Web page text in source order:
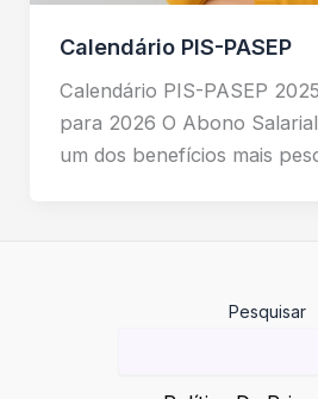
Calendário PIS-PASEP
Calendário PIS-PASEP
para 2026 O Abono
um dos benefícios mais
Pesquisar